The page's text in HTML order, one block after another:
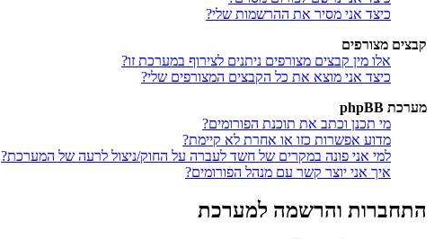
כיצד אני מסיר את ההרשמות שלי?
קבצים מצורפים
אלו מין קבצים מצורפים ניתנים לצירוף במערכת זו?
כיצד אני מוצא את כל הקבצים המצורפים שלי?
מערכת phpBB
מי תכנן וכתב את תוכנת הפורומים?
מדוע אפשרות כזו או אחרת לא קיימת?
למי אני פונה במקרים של חשד לעברה על החוק/ניצול לרעה של המערכת?
איך אני יוצר קשר עם מנהל הפורומים?
התחברות והרשמה למערכת